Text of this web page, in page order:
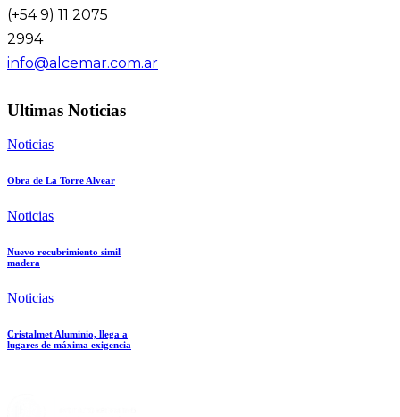
(+54 9) 11 2075
2994
info@alcemar.com.ar
Ultimas Noticias
Noticias
Obra de La Torre Alvear
Noticias
Nuevo recubrimiento simil
madera
Noticias
Cristalmet Aluminio, llega a
lugares de máxima exigencia